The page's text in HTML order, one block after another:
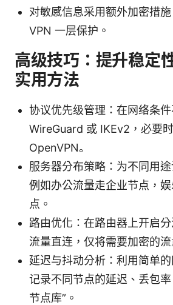
对敏感信息采用额外加密措
VPN 一层保护。
高级技巧：提升稳定
实用方法
协议优先级管理：在网络条
WireGuard 或 IKEv2，必要
OpenVPN。
服务器分布策略：为不同用途
例如办公流量走企业节点，
点。
路由优化：在路由器上开启
流量直连，仅将需要加密的流
延迟与抖动分析：利用简单的
记录不同节点的延迟、丢包
节点库”。